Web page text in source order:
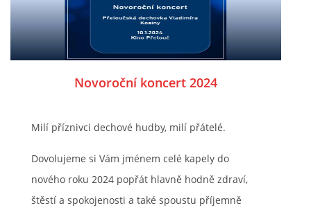
KDE NÁS MŮŽETE SLYŠET 2026
2023
FOTOALBUM
Novoroční koncert 2024
Milí příznivci dechové hudby, milí přátelé.
Dovolujeme si Vám jménem celé kapely do
nového roku 2024 popřát hlavně hodně zdraví,
štěstí a spokojenosti a také spoustu příjemně